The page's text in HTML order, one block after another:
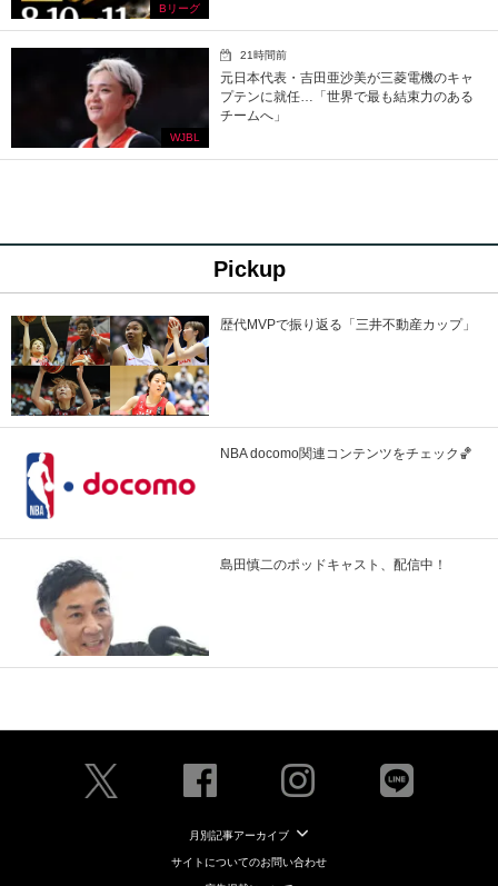
Bリーグ
WJBL
21時間前
元日本代表・吉田亜沙美が三菱電機のキャ
プテンに就任…「世界で最も結束力のある
チームへ」
Pickup
歴代MVPで振り返る「三井不動産カップ」
NBA docomo関連コンテンツをチェック🏀
島田慎二のポッドキャスト、配信中！
月別記事アーカイブ
サイトについてのお問い合わせ